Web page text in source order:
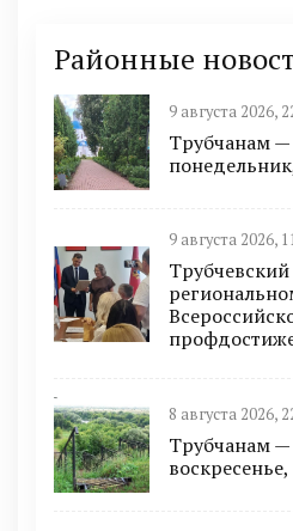
Районные
9 августа 2026,
Трубчанам —
9 августа 2026,
8 августа 2026,
Трубчанам —
воскресенье,